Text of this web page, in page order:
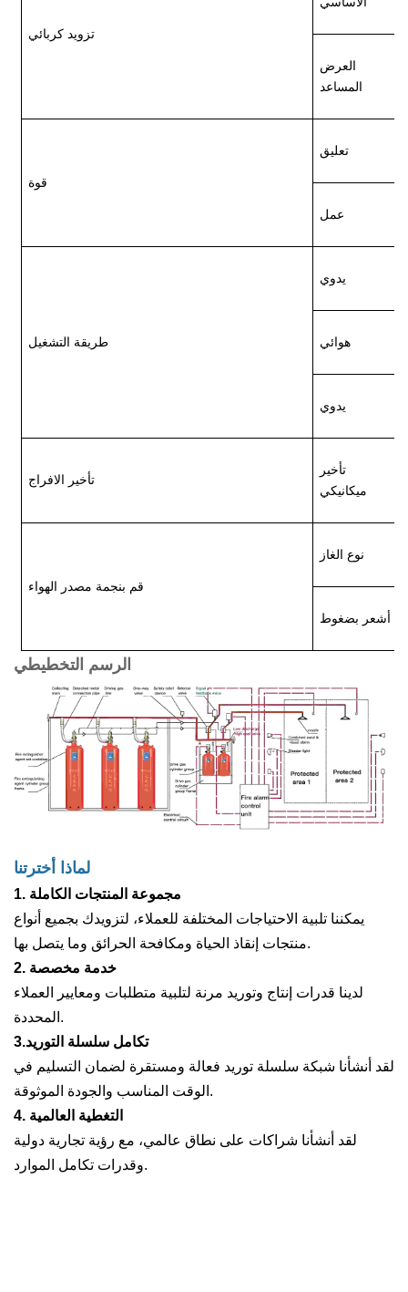
تزويد كربائي
العرض
المساعد
قوة
تعليق
عمل
طريقة التشغيل
يدوي
هوائي
يدوي
تأخير الافراج
تأخير
ميكانيكي
قم بنجمة مصدر الهواء
نوع الغاز
أشعر بضغوط
الرسم التخطيطي
لماذا أخترتنا
1. مجموعة المنتجات الكاملة
يمكننا تلبية الاحتياجات المختلفة للعملاء، لتزويدك بجميع أنواع
منتجات إنقاذ الحياة ومكافحة الحرائق وما يتصل بها.
2. خدمة مخصصة
لدينا قدرات إنتاج وتوريد مرنة لتلبية متطلبات ومعايير العملاء
المحددة.
3.تكامل سلسلة التوريد
لقد أنشأنا شبكة سلسلة توريد فعالة ومستقرة لضمان التسليم في
الوقت المناسب والجودة الموثوقة.
4. التغطية العالمية
لقد أنشأنا شراكات على نطاق عالمي، مع رؤية تجارية دولية
وقدرات تكامل الموارد.